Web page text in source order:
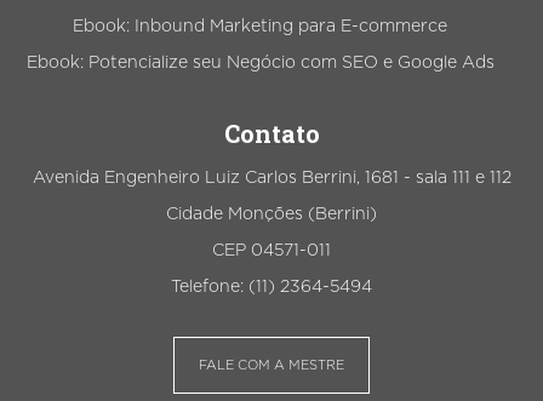
Ebook: Inbound Marketing para E-commerce
Ebook: Potencialize seu Negócio com SEO e Google Ads
Contato
Avenida Engenheiro Luiz Carlos Berrini, 1681 - sala 111 e 112
Cidade Monções (Berrini)
CEP 04571-011
Telefone: (11) 2364-5494
FALE COM A MESTRE